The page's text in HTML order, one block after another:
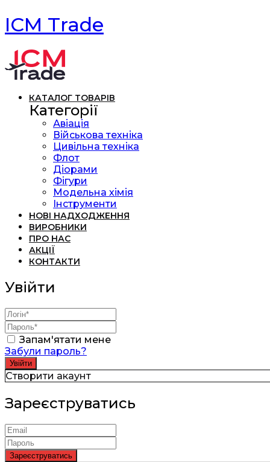
ICM Trade
КАТАЛОГ ТОВАРІВ
Категорії
Авіація
Військова техніка
Цивільна техніка
Флот
Діорами
Фігури
Модельна хімія
Інструменти
НОВІ НАДХОДЖЕННЯ
ВИРОБНИКИ
ПРО НАС
АКЦІЇ
КОНТАКТИ
Увійти
Запам'ятати мене
Забули пароль?
Створити акаунт
Зареєструватись